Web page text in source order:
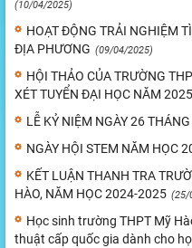
(10/04/2025)
HOẠT ĐỘNG TRẢI NGHIỆM
ĐỊA PHƯƠNG (09/04/2025)
HỘI THẢO CỦA TRƯỜNG
XÉT TUYỂN ĐẠI HỌC NĂM 2025
LỄ KỶ NIỆM NGÀY 26
NGÀY HỘI STEM NĂM HỌC
KẾT LUẬN THANH TRA
HÀO, NĂM HỌC 2024-2025 (25/
Học sinh trường THPT Mỹ
thuật cấp quốc gia dành cho